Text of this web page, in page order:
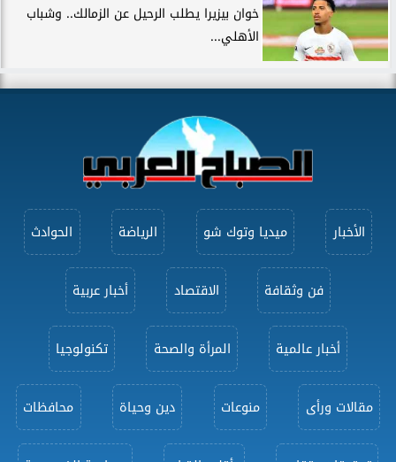
خوان بيزيرا يطلب الرحيل عن الزمالك.. وشباب
الأهلي...
الأخبار ميديا وتوك شو الرياضة الحوادث
فن وثقافة الاقتصاد أخبار عربية
أخبار عالمية المرأة والصحة تكنولوجيا
مقالات ورأى منوعات دين وحياة محافظات